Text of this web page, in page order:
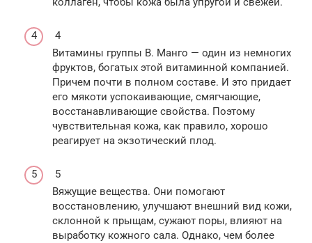
4
Витамины группы В. Манго — один из немногих
фруктов, богатых этой витаминной компанией.
Причем почти в полном составе. И это придает
его мякоти успокаивающие, смягчающие,
восстанавливающие свойства. Поэтому
чувствительная кожа, как правило, хорошо
реагирует на экзотический плод.
5
Вяжущие вещества. Они помогают
восстановлению, улучшают внешний вид кожи,
склонной к прыщам, сужают поры, влияют на
выработку кожного сала. Однако, чем более